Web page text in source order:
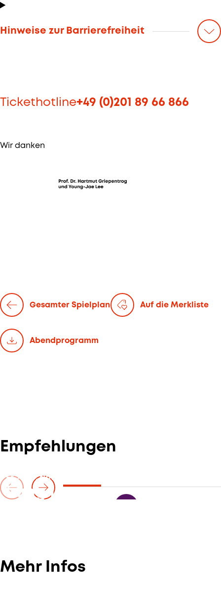
Hinweise zur Barrierefreiheit
Gesamter Spielplan Auf die Merkliste
Abend­programm
Tickethotline+49 (0)201 89 66 866
Wir danken
Empfehlungen
Lang Lang
Mehr Infos